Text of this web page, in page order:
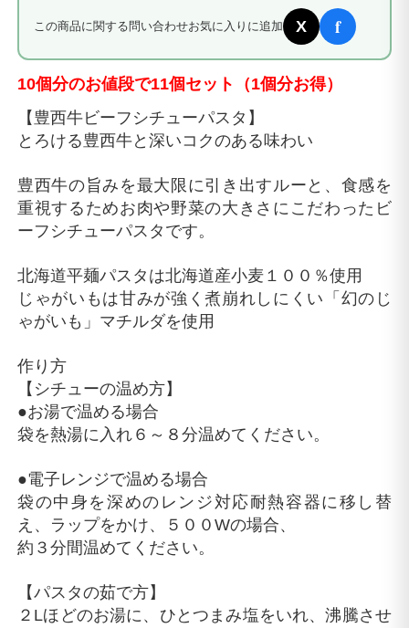
この商品に関する問い合わせお気に入りに追加 X f
10個分のお値段で11個セット（1個分お得）
【豊西牛ビーフシチューパスタ】
とろける豊西牛と深いコクのある味わい
豊西牛の旨みを最大限に引き出すルーと、食感を
重視するためお肉や野菜の大きさにこだわったビ
ーフシチューパスタです。
北海道平麺パスタは北海道産小麦１００％使用
じゃがいもは甘みが強く煮崩れしにくい「幻のじ
ゃがいも」マチルダを使用
作り方
【シチューの温め方】
●お湯で温める場合
袋を熱湯に入れ６～８分温めてください。
●電子レンジで温める場合
袋の中身を深めのレンジ対応耐熱容器に移し替
え、ラップをかけ、５００Wの場合、
約３分間温めてください。
【パスタの茹で方】
２Lほどのお湯に、ひとつまみ塩をいれ、沸騰させ